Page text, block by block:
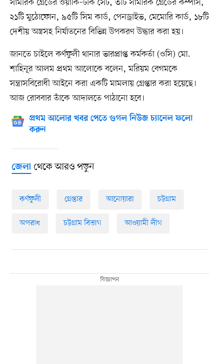
সামরিক গ্রেডের ওয়াকি–টকি সেট, ৩টি সামরিক গ্রেডের কম্পাস,
২১টি মুঠোফোন, ৯৫টি সিম কার্ড, পেনড্রাইভ, মেমোরি কার্ড, ১৮টি
দেশীয় অস্ত্রসহ নির্যাতনের বিভিন্ন উপকরণ উদ্ধার করা হয়।
জানতে চাইলে কর্ণফুলী থানার ভারপ্রাপ্ত কর্মকর্তা (ওসি) মো.
শাহিনূর আলম প্রথম আলোকে বলেন, মরিয়ম বেগমকে
সন্ত্রাসবিরোধী আইনে করা একটি মামলায় গ্রেপ্তার করা হয়েছে।
আজ রোববার তাঁকে আদালতে পাঠানো হবে।
প্রথম আলোর খবর পেতে গুগল নিউজ চ্যানেল ফলো
করুন
জেলাথেকে আরও পড়ুন
কর্ণফুলী গ্রেপ্তার আনোয়ারা চট্টগ্রাম
অপরাধ চট্টগ্রাম বিভাগ আওয়ামী লীগ